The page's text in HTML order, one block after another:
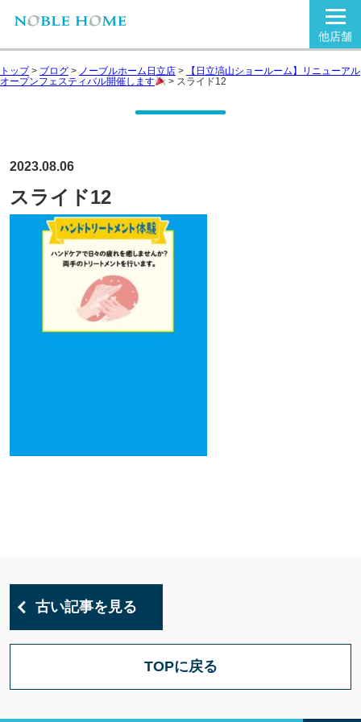
他店舗
トップ> ブログ > ノーブルホーム日立店 >
【日立塙山ショールーム】リニューアル
オープンフェスティバル開催します
> スライド12
2023.08.06
スライド12
古い記事を見る
TOPに戻る